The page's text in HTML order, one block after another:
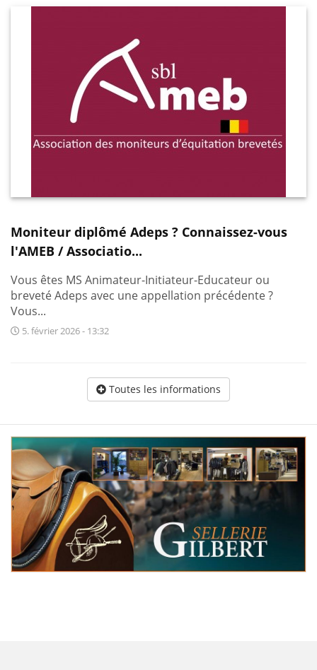
Moniteur diplômé Adeps ? Connaissez-vous
l'AMEB / Associatio...
Vous êtes MS Animateur-Initiateur-Educateur ou
breveté Adeps avec une appellation précédente ?
Vous...
5. février 2026 - 13:32
Toutes les informations